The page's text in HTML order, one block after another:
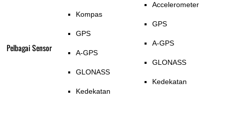
Pelbagai Sensor
Kompas
GPS
A-GPS
GLONASS
Kedekatan
Accelerometer
GPS
A-GPS
GLONASS
Kedekatan